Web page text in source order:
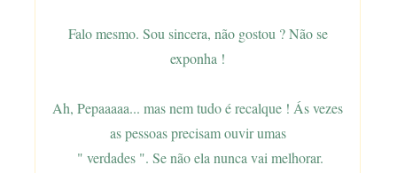
Falo mesmo. Sou sincera, não gostou ? Não se
exponha !
Ah, Pepaaaaa... mas nem tudo é recalque ! Ás vezes
as pessoas precisam ouvir umas
" verdades ". Se não ela nunca vai melhorar.